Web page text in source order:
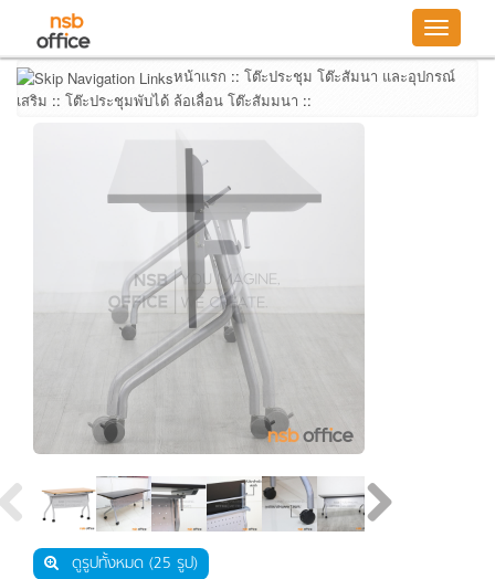
Toggle
หน้าแรก :: โต๊ะประชุม โต๊ะสัมนา และอุปกรณ์
เสริม :: โต๊ะประชุมพับได้ ล้อเลื่อน โต๊ะสัมมนา ::
ดูรูปทั้งหมด (25 รูป)